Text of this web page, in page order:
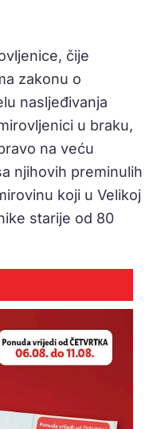
čije
zakonu o
nasljeđivanja
u braku,
na veću
njihovih preminulih
koji u Velikoj
starije od 80